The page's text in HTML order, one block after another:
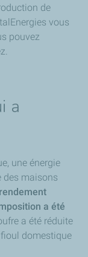
de
vous
pouvez
a
une énergie
des maisons
a été
a été réduite
domestique